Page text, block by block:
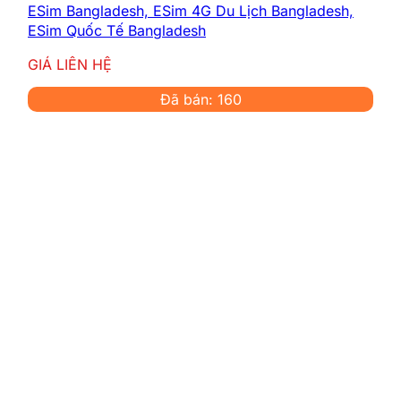
ESim Bangladesh, ESim 4G Du Lịch Bangladesh,
ESim Quốc Tế Bangladesh
GIÁ LIÊN HỆ
Đã bán: 160